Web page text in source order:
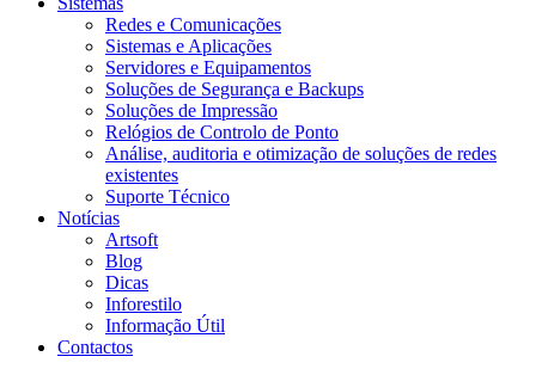
Redes e Comunicações
Sistemas e Aplicações
Servidores e Equipamentos
Soluções de Segurança e Backups
Soluções de Impressão
Relógios de Controlo de Ponto
Análise, auditoria e otimização de soluções de redes
existentes
Suporte Técnico
Notícias
Artsoft
Blog
Dicas
Inforestilo
Informação Útil
Contactos